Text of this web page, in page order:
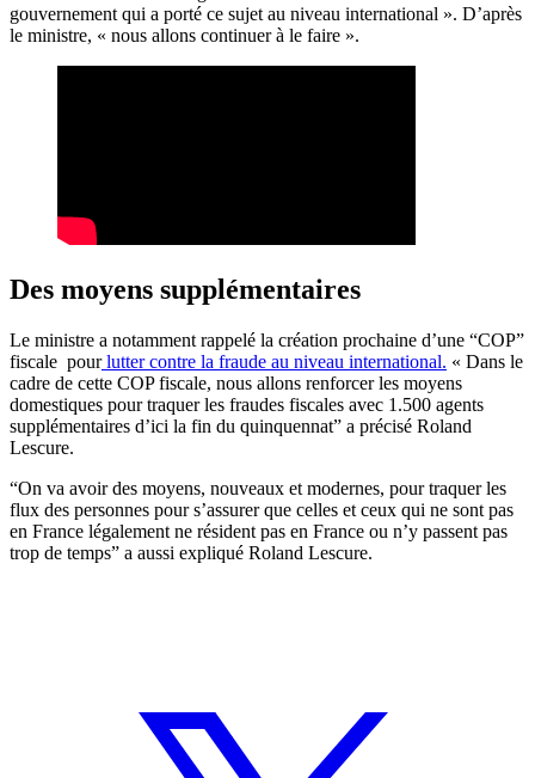
gouvernement qui a porté ce sujet au niveau international ». D’après
le ministre, « nous allons continuer à le faire ».
Des moyens supplémentaires
Le ministre a notamment rappelé la création prochaine d’une “COP”
fiscale pourlutter contre la fraude au niveau international. « Dans le
cadre de cette COP fiscale, nous allons renforcer les moyens
domestiques pour traquer les fraudes fiscales avec 1.500 agents
supplémentaires d’ici la fin du quinquennat” a précisé Roland
Lescure.
“On va avoir des moyens, nouveaux et modernes, pour traquer les
flux des personnes pour s’assurer que celles et ceux qui ne sont pas
en France légalement ne résident pas en France ou n’y passent pas
trop de temps” a aussi expliqué Roland Lescure.